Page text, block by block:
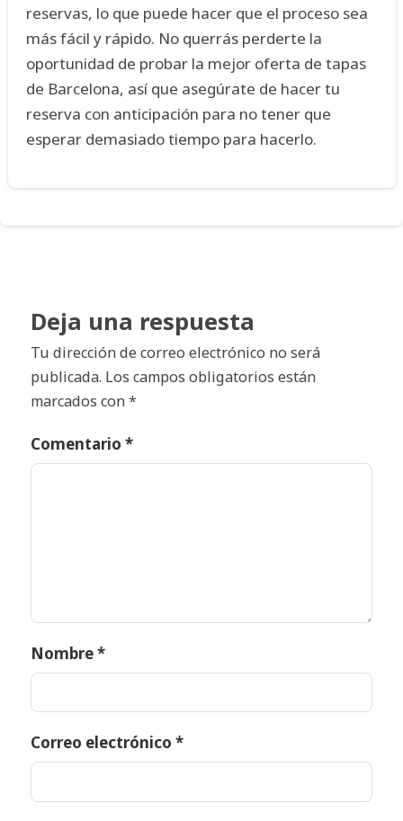
reservas, lo que puede hacer que el proceso sea
más fácil y rápido. No querrás perderte la
oportunidad de probar la mejor oferta de tapas
de Barcelona, así que asegúrate de hacer tu
reserva con anticipación para no tener que
esperar demasiado tiempo para hacerlo.
Deja una respuesta
Tu dirección de correo electrónico no será
publicada. Los campos obligatorios están
marcados con*
Comentario *
Nombre*
Correo electrónico *